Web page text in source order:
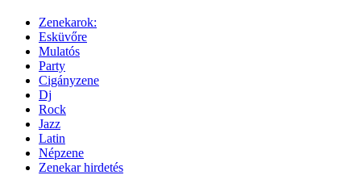
Zenekarok:
Esküvőre
Mulatós
Party
Cigányzene
Dj
Rock
Jazz
Latin
Népzene
Zenekar hirdetés